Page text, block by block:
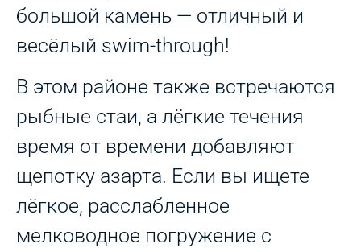
большой камень — отличный и
весёлый swim-through!
В этом районе также встречаются
рыбные стаи, а лёгкие течения
время от времени добавляют
щепотку азарта. Если вы ищете
лёгкое, расслабленное
мелководное погружение с